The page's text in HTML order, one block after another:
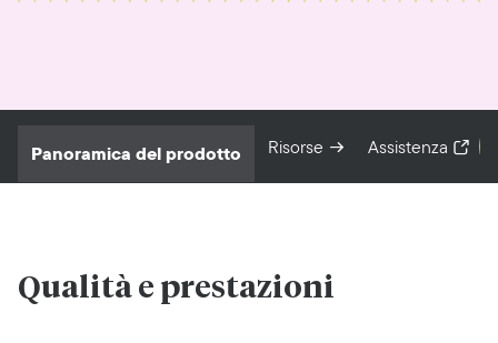
Panoramica del prodotto Risorse Assistenza
Qualità e prestazioni